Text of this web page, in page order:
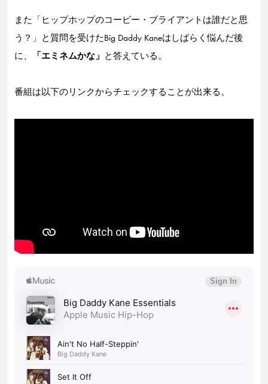
また「ヒップホップのコービー・ブライアントは誰だと思
う？」と質問を受けたBig Daddy Kaneはしばらく悩んだ後
に、
「エミネムかな」 と答えている。
番組は以下のリンクからチェックすることが出来る。